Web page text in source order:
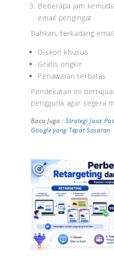
Beberapa jam
email pengingat
Bahkan, terkadang
Diskon khusus
Gratis ongkir
Penawaran terbatas
Pendekatan ini
pengguna agar segera
Baca Juga : Strategi Jasa
Google yang Tepat Sasaran